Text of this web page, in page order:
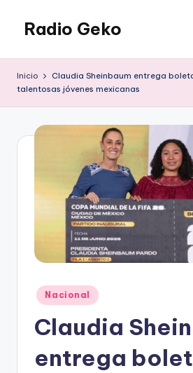
Saltar
contenido
Radio Geko
Inicio
Claudia Sheinbaum entrega
talentosas jóvenes mexicanas
Publicado
en
Nacional
Claudia
entrega